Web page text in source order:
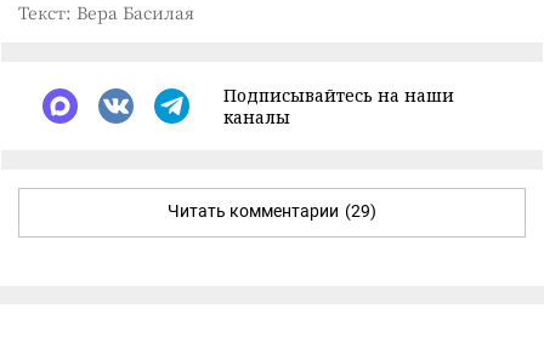
Текст: Вера Басилая
Подписывайтесь на наши
каналы
Читать комментарии (29)